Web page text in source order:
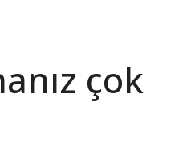
çok